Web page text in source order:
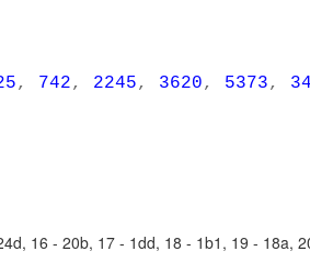
, 742, 2245, 3620, 5373,
16 - 20b, 17 - 1dd, 18 - 1b1, 19 - 18a,